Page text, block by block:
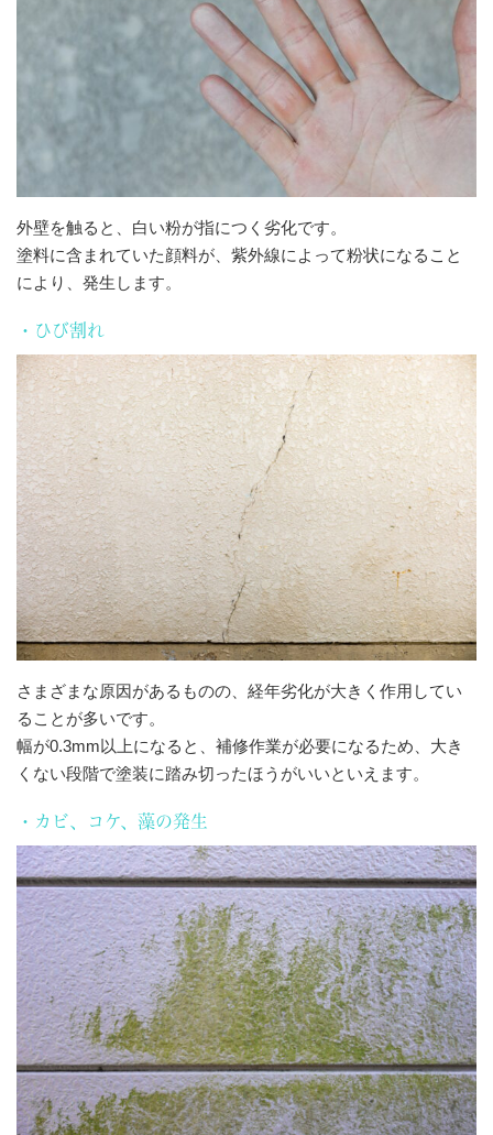
外壁を触ると、白い粉が指につく劣化です。
塗料に含まれていた顔料が、紫外線によって粉状になること
により、発生します。
・ひび割れ
さまざまな原因があるものの、経年劣化が大きく作用してい
ることが多いです。
幅が0.3mm以上になると、補修作業が必要になるため、大き
くない段階で塗装に踏み切ったほうがいいといえます。
・カビ、コケ、藻の発生